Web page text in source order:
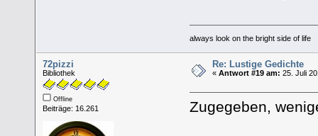
always look on the bright side of life
72pizzi
Bibliothek
Offline
Beiträge: 16.261
Re: Lustige Gedichte
«Antwort #19 am: 25. Juli
Zugegeben,